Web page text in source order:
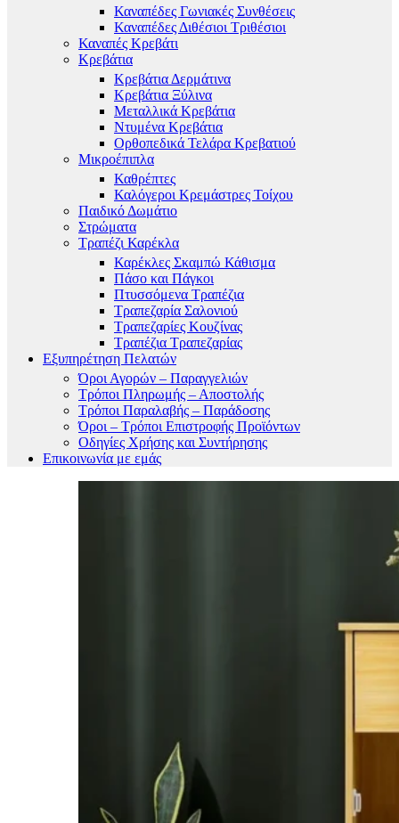
Καναπέδες Γωνιακές Συνθέσεις
Καναπέδες Διθέσιοι Τριθέσιοι
Καναπές Κρεβάτι
Κρεβάτια
Κρεβάτια Δερμάτινα
Κρεβάτια Ξύλινα
Μεταλλικά Κρεβάτια
Ντυμένα Κρεβάτια
Ορθοπεδικά Τελάρα Κρεβατιού
Μικροέπιπλα
Καθρέπτες
Καλόγεροι Κρεμάστρες Τοίχου
Παιδικό Δωμάτιο
Στρώματα
Τραπέζι Καρέκλα
Καρέκλες Σκαμπώ Κάθισμα
Πάσο και Πάγκοι
Πτυσσόμενα Τραπέζια
Τραπεζαρία Σαλονιού
Τραπεζαρίες Κουζίνας
Τραπέζια Τραπεζαρίας
Εξυπηρέτηση Πελατών
Όροι Αγορών – Παραγγελιών
Τρόποι Πληρωμής – Αποστολής
Τρόποι Παραλαβής – Παράδοσης
Όροι – Τρόποι Επιστροφής Προϊόντων
Οδηγίες Χρήσης και Συντήρησης
Επικοινωνία με εμάς